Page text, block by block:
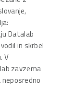
Datalab
in skrbel
V
zavzema